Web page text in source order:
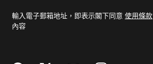
郵
輸入電子郵箱地址，即表示閣下同意 使用條款
內容